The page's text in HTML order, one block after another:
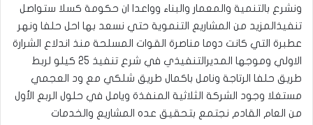
ونشرع بالتنمية والمعمار والبناء وواعدا ان حكومة كسلا ستواصل
تنفيذالمزيد من المشاريع التنموية حتي نسعد بها احل حلفا ونهر
عطبرة التي كانت دوما مناصرة القوات المسلحة منذ اندلاع الشرارة
الاولي وموجها المديرالتنفيذي في شرع تنفيذ 25 كيلو لربط
طريق حلفا الرتاجة ونامل باكمال طريق شلكي مع ود العجمي
مستغلا وجود الشركة الثلاثية المنفذة ويامل في حلول الربع الأول
من العام القادم نجتمع بتحقيق عده المشاريع والخدمات